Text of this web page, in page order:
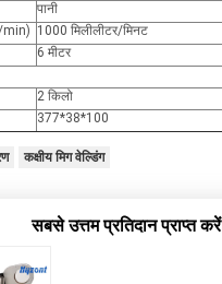
पानी
min) 1000 मिलीलीटर/मिनट
6 मीटर
2 किलो
377*38*100
कक्षीय मिग वेल्डिंग
सबसे उत्तम प्रतिदान प्राप्त करें